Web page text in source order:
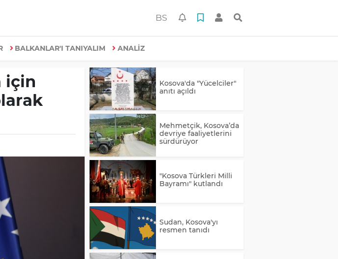
BS
BALKANLAR'I TANIYALIM ANALİZ
için
Kosova'da "Yücelciler"
anıtı açıldı
Mehmetçik, Kosova’da
devriye faaliyetlerini
sürdürüyor
"Kosova Türkleri Milli
Bayramı" kutlandı
Sudan, Kosova'yı
resmen tanıdı